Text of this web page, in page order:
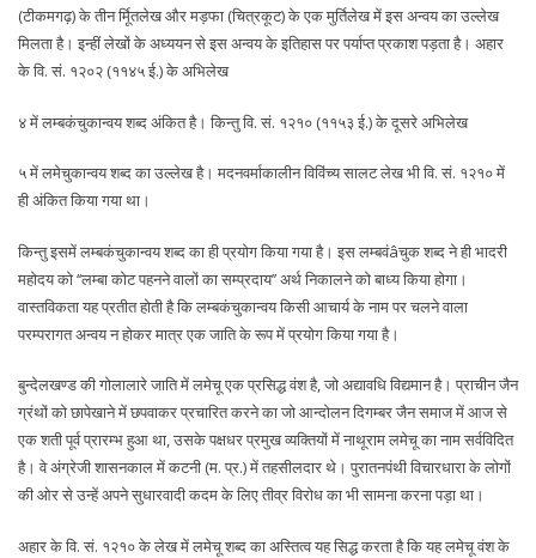
(टीकमगढ़) के तीन र्मूितलेख और मड़फा (चित्रकूट) के एक मुर्तिलेख में इस अन्वय का उल्लेख
मिलता है। इन्हीं लेखों के अध्ययन से इस अन्वय के इतिहास पर पर्याप्त प्रकाश पड़ता है। अहार
के वि. सं. १२०२ (११४५ ई.) के अभिलेख
४ में लम्बकंचुकान्वय शब्द अंकित है। किन्तु वि. सं. १२१० (११५३ ई.) के दूसरे अभिलेख
५ में लमेचुकान्वय शब्द का उल्लेख है। मदनवर्माकालीन विविंच्य सालट लेख भी वि. सं. १२१० में
ही अंकित किया गया था।
किन्तु इसमें लम्बकंचुकान्वय शब्द का ही प्रयोग किया गया है। इस लम्बवंâचुक शब्द ने ही भादरी
महोदय को ‘‘लम्बा कोट पहनने वालों का सम्प्रदाय’’ अर्थ निकालने को बाध्य किया होगा।
वास्तविकता यह प्रतीत होती है कि लम्बकंचुकान्वय किसी आचार्य के नाम पर चलने वाला
परम्परागत अन्वय न होकर मात्र एक जाति के रूप में प्रयोग किया गया है।
बुन्देलखण्ड की गोलालारे जाति में लमेचू एक प्रसिद्ध वंश है, जो अद्यावधि विद्यमान है। प्राचीन जैन
ग्रंथों को छापेखाने में छपवाकर प्रचारित करने का जो आन्दोलन दिगम्बर जैन समाज में आज से
एक शती पूर्व प्रारम्भ हुआ था, उसके पक्षधर प्रमुख व्यक्तियों में नाथूराम लमेचू का नाम सर्वविदित
है। वे अंग्रेजी शासनकाल में कटनी (म. प्र.) में तहसीलदार थे। पुरातनपंथी विचारधारा के लोगों
की ओर से उन्हें अपने सुधारवादी कदम के लिए तीव्र विरोध का भी सामना करना पड़ा था।
अहार के वि. सं. १२१० के लेख में लमेचू शब्द का अस्तित्व यह सिद्ध करता है कि यह लमेचू वंश के